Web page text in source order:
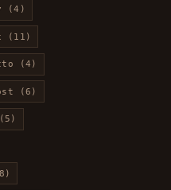
(4)
(11)
(4)
(6)